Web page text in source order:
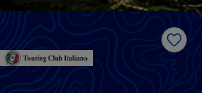
Like